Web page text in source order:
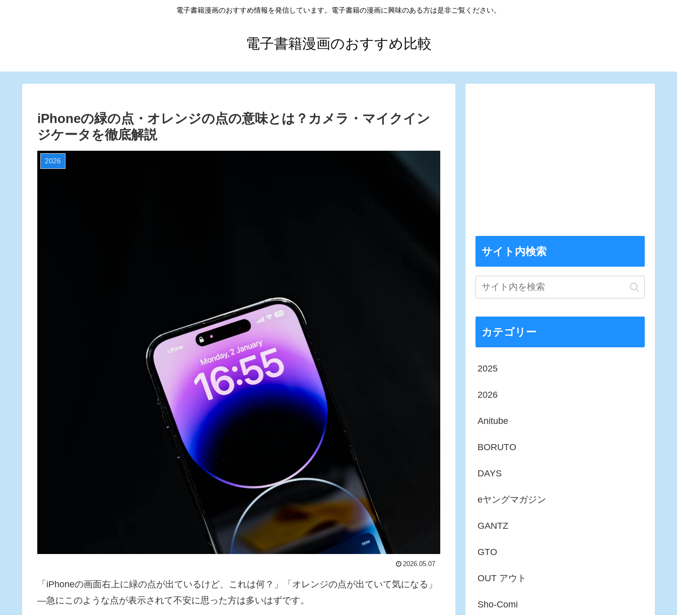
電子書籍漫画のおすすめ情報を発信しています。電子書籍の漫画に興味のある方は是非ご覧ください。
電子書籍漫画のおすすめ比較
iPhoneの緑の点・オレンジの点の意味とは？カメラ・マイクイン
ジケータを徹底解説
2026
2026.05.07
「iPhoneの画面右上に緑の点が出ているけど、これは何？」「オレンジの点が出ていて気になる」
—急にこのような点が表示されて不安に思った方は多いはずです。
サイト内検索
カテゴリー
2025
2026
Anitube
BORUTO
DAYS
eヤングマガジン
GANTZ
GTO
OUT アウト
Sho-Comi